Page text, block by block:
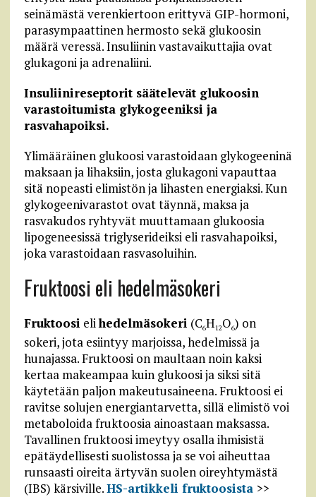
seinämästä verenkiertoon erittyvä GIP-hormoni,
parasympaattinen hermosto sekä glukoosin
määrä veressä. Insuliinin vastavaikuttajia ovat
glukagoni ja adrenaliini.
Insuliinireseptorit säätelevät glukoosin
varastoitumista glykogeeniksi ja
rasvahapoiksi.
Ylimääräinen glukoosi varastoidaan glykogeeninä
maksaan ja lihaksiin, josta glukagoni vapauttaa
sitä nopeasti elimistön ja lihasten energiaksi. Kun
glykogeenivarastot ovat täynnä, maksa ja
rasvakudos ryhtyvät muuttamaan glukoosia
lipogeneesissä triglyserideiksi eli rasvahapoiksi,
joka varastoidaan rasvasoluihin.
Fruktoosi eli hedelmäsokeri
Fruktoosi elihedelmäsokeri (C6H12O6) on
sokeri, jota esiintyy marjoissa, hedelmissä ja
hunajassa. Fruktoosi on maultaan noin kaksi
kertaa makeampaa kuin glukoosi ja siksi sitä
käytetään paljon makeutusaineena. Fruktoosi ei
ravitse solujen energiantarvetta, sillä elimistö voi
metaboloida fruktoosia ainoastaan maksassa.
Tavallinen fruktoosi imeytyy osalla ihmisistä
epätäydellisesti suolistossa ja se voi aiheuttaa
runsaasti oireita ärtyvän suolen oireyhtymästä
(IBS) kärsiville.HS-artikkeli fruktoosista >>